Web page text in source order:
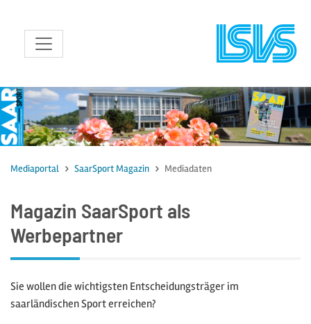
zum Inhalt
Mediaportal SaarSport Magazin Mediadaten
Magazin SaarSport als
Werbepartner
Sie wollen die wichtigsten Entscheidungsträger im
saarländischen Sport erreichen?